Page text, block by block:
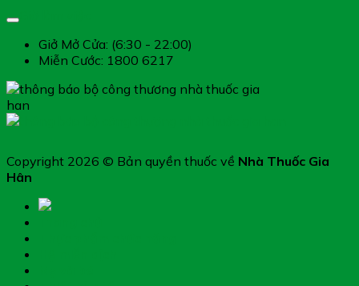
Giở Mở Cửa: (6:30 - 22:00)
Miễn Cước: 1800 6217
Copyright 2026 © Bản quyền thuốc về Nhà Thuốc Gia
Hân